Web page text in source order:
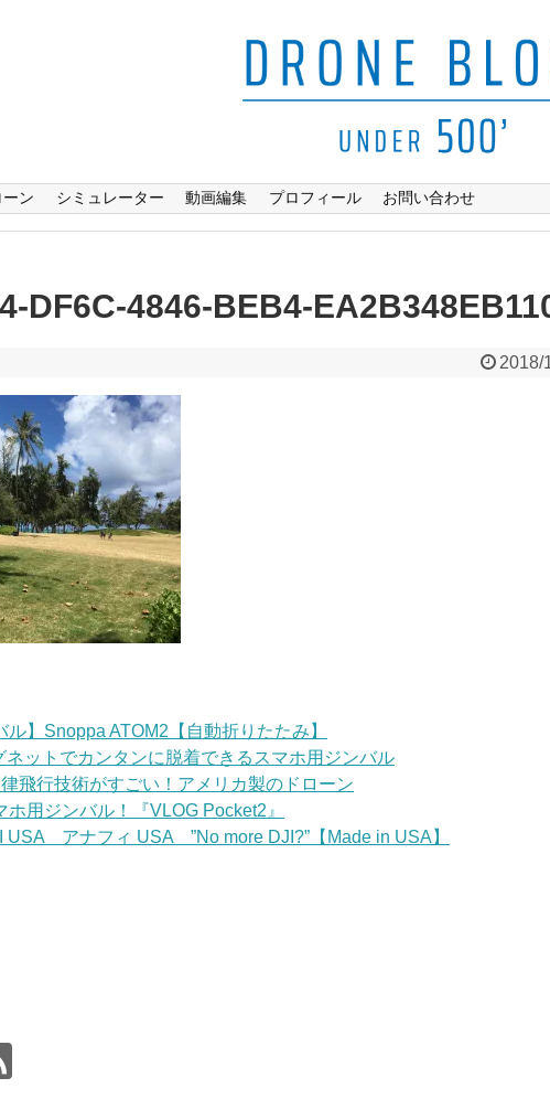
ーン シミュレーター 動画編集 プロフィール お問い合わせ
DF6C-4846-BEB4-
2018/
ル】Snoppa ATOM2【自動折りたたみ】
ネットでカンタンに脱着できるスマホ用ジンバル
律飛行技術がすごい！アメリカ製のドローン
用ジンバル！『VLOG Pocket2』
USA アナフィ USA ”No more DJI?”【Made in USA】